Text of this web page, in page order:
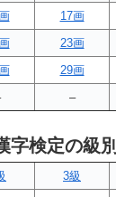
17画
23画
29画
–
字検定の級別
3級